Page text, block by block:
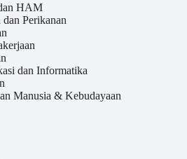
HAM
Perikanan
dan Informatika
Manusia & Kebudayaan